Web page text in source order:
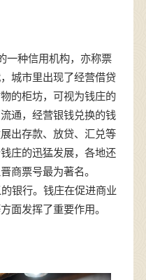
一种信用机构，亦称票
城市里出现了经营借贷
的柜坊，可视为钱庄的
通，经营银钱兑换的钱
出存款、放贷、汇兑等
庄的迅猛发展，各地还
商票号最为著名。
银行。钱庄在促进商业
面发挥了重要作用。